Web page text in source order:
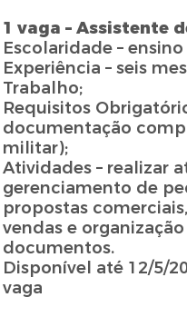
1 vaga – Assistente
Escolaridade –
Experiência – seis
Trabalho;
Requisitos
documentação
militar);
Atividades – realizar
gerenciamento de
propostas
vendas e
documentos.
Disponível até 12/5/
vaga